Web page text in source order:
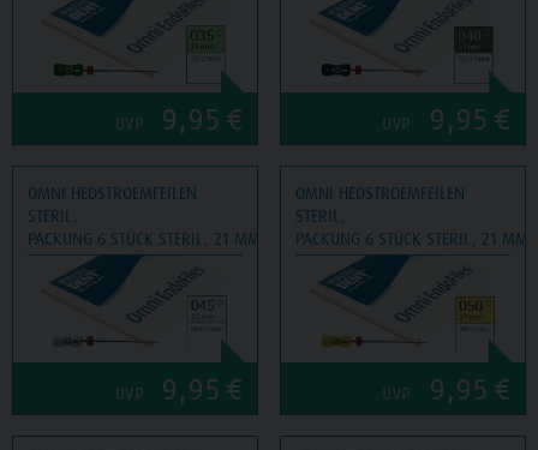
UVP 9,95 € UVP 9,95 €
OMNI HEDSTROEMFEILEN
STERIL,
PACKUNG 6 STÜCK STERIL, 21 MM, ISO 045
UVP 9,95 €
OMNI HEDSTROEMFEILEN
STERIL,
PACKUNG 6 STÜCK STERIL, 21
UVP 9,95 €